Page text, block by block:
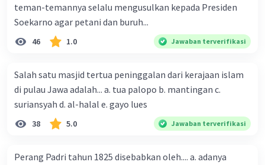
teman-temannya selalu mengusulkan kepada Presiden
Soekarno agar petani dan buruh...
46 1.0 Jawaban terverifikasi
Salah satu masjid tertua peninggalan dari kerajaan islam
di pulau Jawa adalah... a. tua palopo b. mantingan c.
suriansyah d. al-halal e. gayo lues
38 5.0 Jawaban terverifikasi
Perang Padri tahun 1825 disebabkan oleh.... a. adanya